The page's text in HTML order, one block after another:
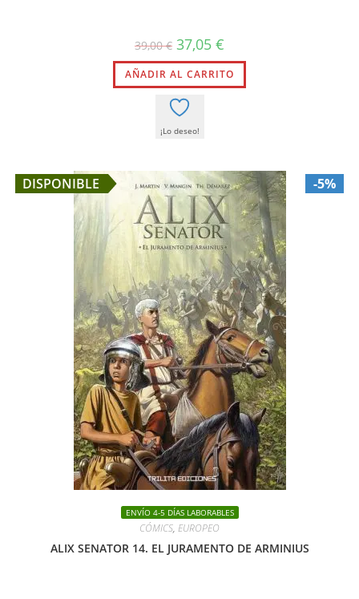
39,00€ El
precio
original
era:
39,00 €.
37,05 €
actual
es:
37,05 €.
AÑADIR AL CARRITO
¡Lo deseo!
DISPONIBLE -5%
ENVÍO 4-5 DÍAS LABORABLES
CÓMICS, EUROPEO
ALIX SENATOR 14. EL JURAMENTO DE ARMINIUS